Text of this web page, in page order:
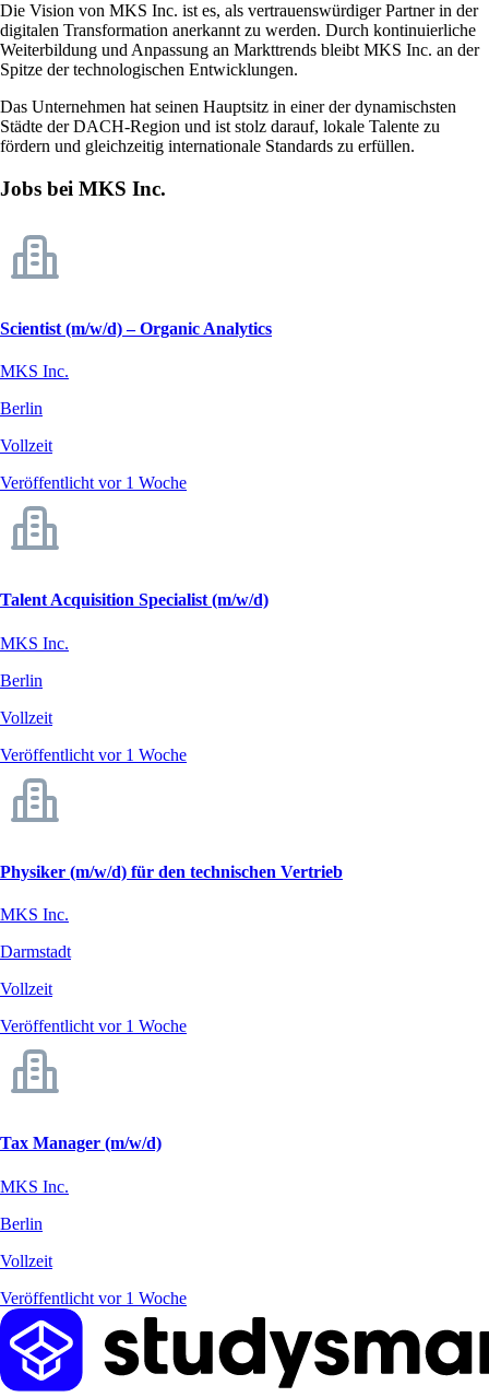
Die Vision von MKS Inc. ist es, als vertrauenswürdiger Partner in der
digitalen Transformation anerkannt zu werden. Durch kontinuierliche
Weiterbildung und Anpassung an Markttrends bleibt MKS Inc. an der
Spitze der technologischen Entwicklungen.
Das Unternehmen hat seinen Hauptsitz in einer der dynamischsten
Städte der DACH-Region und ist stolz darauf, lokale Talente zu
fördern und gleichzeitig internationale Standards zu erfüllen.
Jobs bei MKS Inc.
Scientist (m/w/d) – Organic Analytics
MKS Inc.
Berlin
Vollzeit
Veröffentlicht vor 1 Woche
Talent Acquisition Specialist (m/w/d)
MKS Inc.
Berlin
Vollzeit
Veröffentlicht vor 1 Woche
Physiker (m/w/d) für den technischen Vertrieb
MKS Inc.
Darmstadt
Vollzeit
Veröffentlicht vor 1 Woche
Tax Manager (m/w/d)
MKS Inc.
Berlin
Vollzeit
Veröffentlicht vor 1 Woche